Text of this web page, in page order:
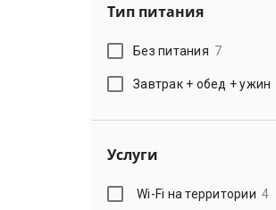
Тип питания
Без питания 7
Завтрак + обед + ужин
Услуги
Wi-Fi на территории 4